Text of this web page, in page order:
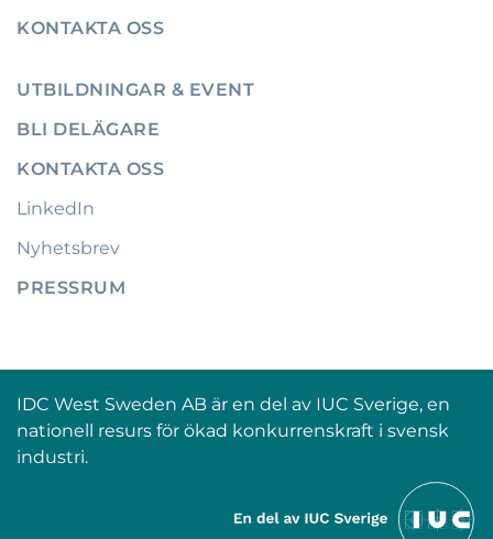
KONTAKTA OSS
UTBILDNINGAR & EVENT
BLI DELÄGARE
KONTAKTA OSS
LinkedIn
Nyhetsbrev
PRESSRUM
IDC West Sweden AB är en del av IUC Sverige, en
nationell resurs för ökad konkurrenskraft i svensk
industri.